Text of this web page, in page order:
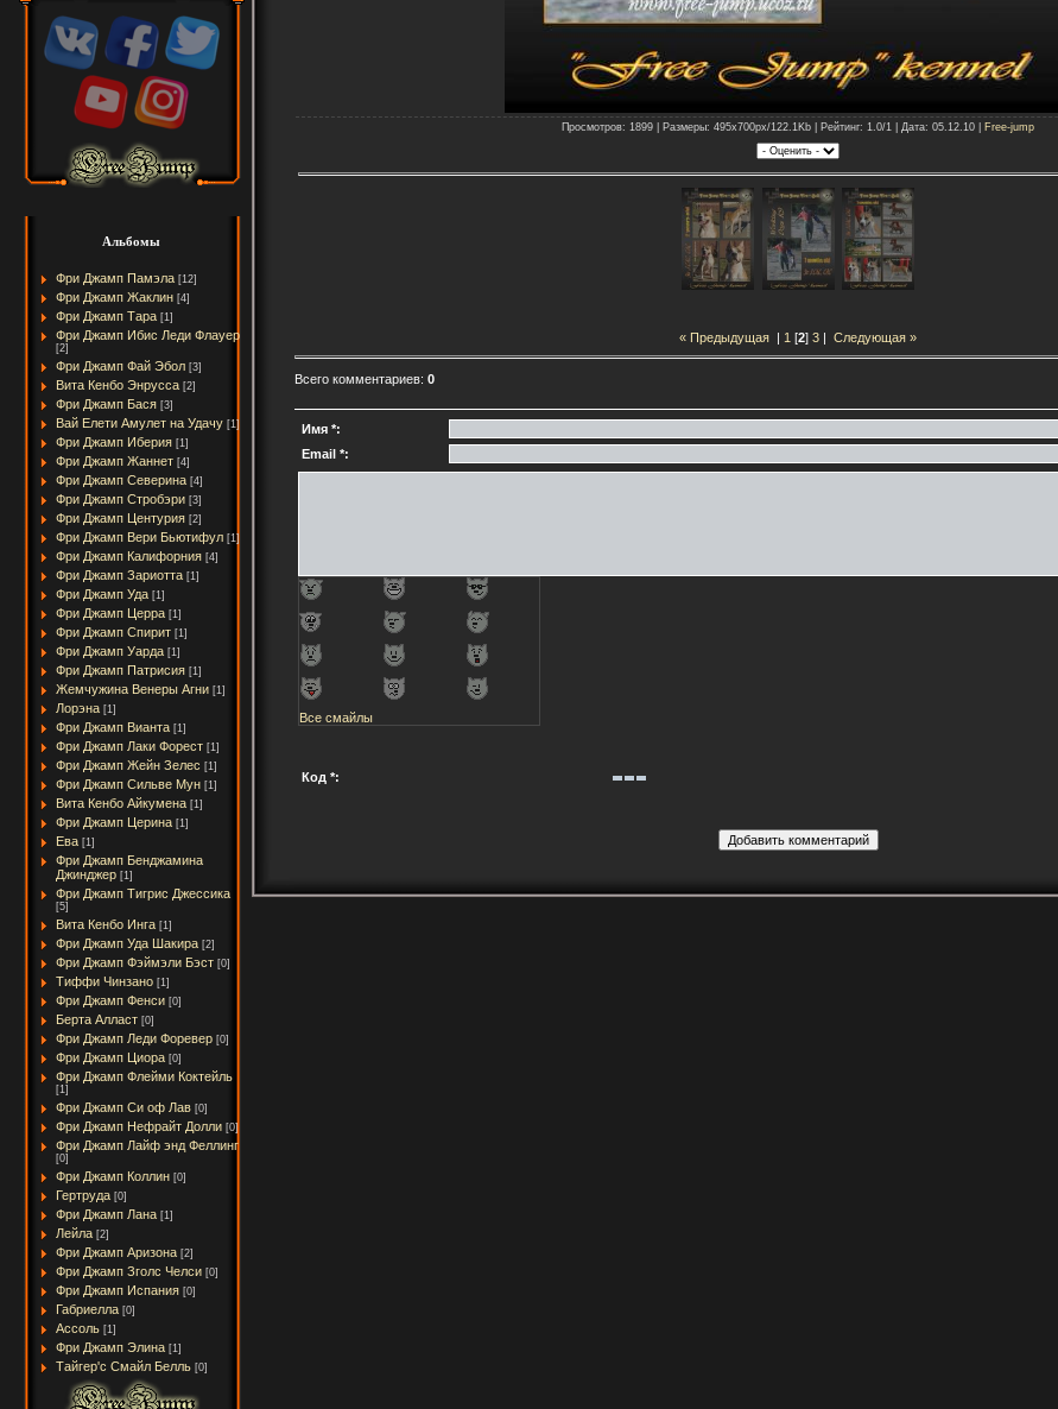
Альбомы
Фри Джамп Памэла [12]
Фри Джамп Жаклин [4]
Фри Джамп Тара [1]
Фри Джамп Ибис Леди Флауер
[2]
Фри Джамп Фай Эбол [3]
Вита Кенбо Энрусса [2]
Фри Джамп Бася [3]
Вай Елети Амулет на Удачу [1]
Фри Джамп Иберия [1]
Фри Джамп Жаннет [4]
Фри Джамп Северина [4]
Фри Джамп Стробэри [3]
Фри Джамп Центурия [2]
Фри Джамп Вери Бьютифул [1]
Фри Джамп Калифорния [4]
Фри Джамп Зариотта [1]
Фри Джамп Уда [1]
Фри Джамп Церра [1]
Фри Джамп Спирит [1]
Фри Джамп Уарда [1]
Фри Джамп Патрисия [1]
Жемчужина Венеры Агни [1]
Лорэна [1]
Фри Джамп Вианта [1]
Фри Джамп Лаки Форест [1]
Фри Джамп Жейн Зелес [1]
Фри Джамп Сильве Мун [1]
Вита Кенбо Айкумена [1]
Фри Джамп Церина [1]
Ева [1]
Фри Джамп Бенджамина
Джинджер [1]
Фри Джамп Тигрис Джессика
[5]
Вита Кенбо Инга [1]
Фри Джамп Уда Шакира [2]
Фри Джамп Фэймэли Бэст [0]
Тиффи Чинзано [1]
Фри Джамп Фенси [0]
Берта Алласт [0]
Фри Джамп Леди Форевер [0]
Фри Джамп Циора [0]
Фри Джамп Флейми Коктейль
[1]
Фри Джамп Си оф Лав [0]
Фри Джамп Нефрайт Долли [0]
Фри Джамп Лайф энд Феллинг
[0]
Фри Джамп Коллин [0]
Гертруда [0]
Фри Джамп Лана [1]
Лейла [2]
Фри Джамп Аризона [2]
Фри Джамп Зголс Челси [0]
Фри Джамп Испания [0]
Габриелла [0]
Ассоль [1]
Фри Джамп Элина [1]
Тайгер'с Смайл Белль [0]
Просмотров: 1899 | Размеры: 495x700px/122.1Kb | Рейтинг: 1.0/1 | Дата: 05.12.10 | Free-jump
« Предыдущая 1 [2] 3 Следующая »
Всего комментариев: 0
Имя *:
Email *:
Все смайлы
Код *: